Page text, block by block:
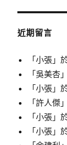
近期留言
「小張 」
「吳美杏
「小張 」
「許人傑
「小張 」
「小張 」